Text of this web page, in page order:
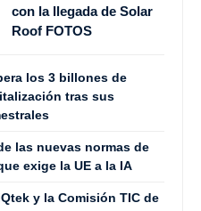
con la llegada de Solar
Roof FOTOS
los 3 billones de
tras sus
las nuevas normas de
exige la UE a la IA
y la Comisión TIC de